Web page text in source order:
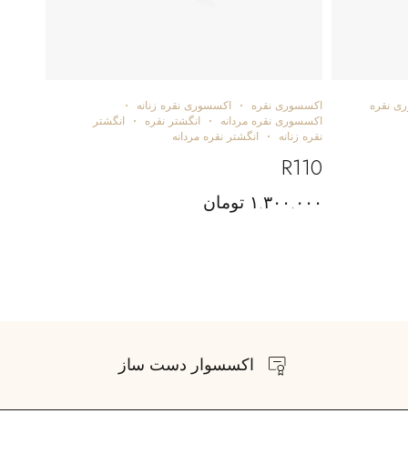
نقره
اکسسوری نقره
اکسسوری نقره زنانه
اکسسوری نقره مردانه
انگشتر نقره
انگشتر
نقره زنانه
انگشتر نقره مردانه
R110
۱.۳۰۰.۰۰۰ تومان
اکسسوار دست ساز